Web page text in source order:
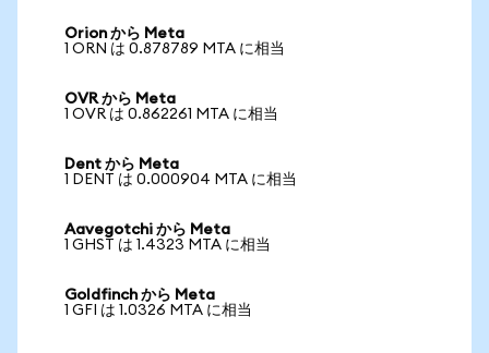
Orion から Meta
1 ORN は 0.878789 MTA に相当
OVR から Meta
1 OVR は 0.862261 MTA に相当
Dent から Meta
1 DENT は 0.000904 MTA に相当
Aavegotchi から Meta
1 GHST は 1.4323 MTA に相当
Goldfinch から Meta
1 GFI は 1.0326 MTA に相当